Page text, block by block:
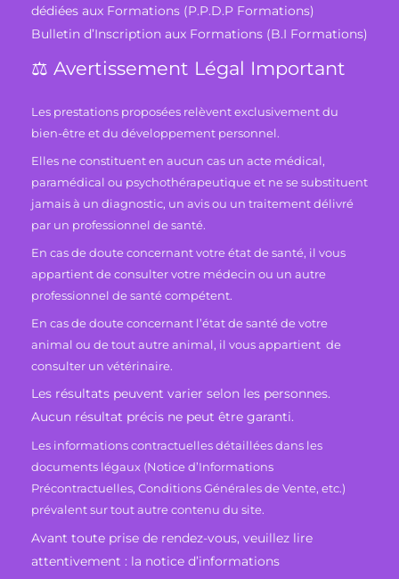
dédiées aux Formations (P.P.D.P Formations)
Bulletin d’Inscription aux Formations (B.I Formations)
⚖️ Avertissement Légal Important
Les prestations proposées relèvent exclusivement du
bien-être et du développement personnel.
Elles ne constituent en aucun cas un acte médical,
paramédical ou psychothérapeutique et ne se substituent
jamais à un diagnostic, un avis ou un traitement délivré
par un professionnel de santé.
En cas de doute concernant votre état de santé, il vous
appartient de consulter votre médecin ou un autre
professionnel de santé compétent.
En cas de doute concernant l’état de santé de votre
animal ou de tout autre animal, il vous appartient de
consulter un vétérinaire.
Les résultats peuvent varier selon les personnes.
Aucun résultat précis ne peut être garanti.
Les informations contractuelles détaillées dans les
documents légaux (Notice d’Informations
Précontractuelles, Conditions Générales de Vente, etc.)
prévalent sur tout autre contenu du site.
Avant toute prise de rendez-vous, veuillez lire
attentivement : la notice d’informations